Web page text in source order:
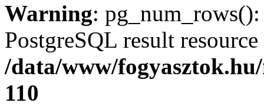
Warning:
PostgreSQL result
/data/www/
110